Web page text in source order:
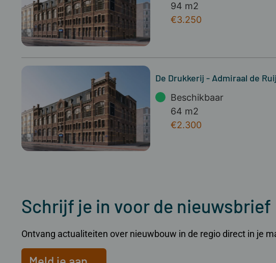
94 m2
€3.250
De Drukkerij - Admiraal de
Beschikbaar
64 m2
€2.300
Schrijf je in voor de nieuwsbrief
Ontvang actualiteiten over nieuwbouw in de regio direct in je